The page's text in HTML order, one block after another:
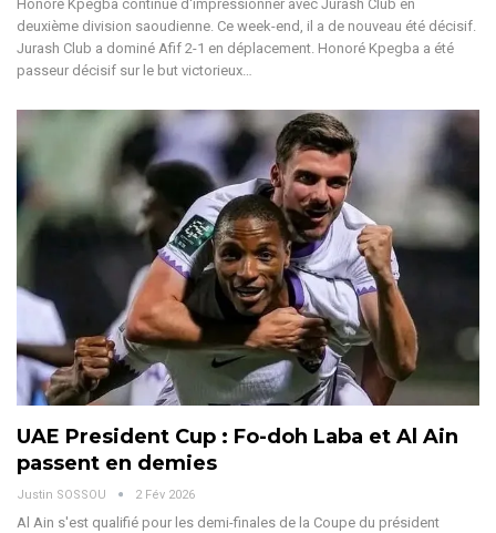
Honoré Kpegba continue d'impressionner avec Jurash Club en
deuxième division saoudienne. Ce week-end, il a de nouveau été décisif.
Jurash Club a dominé Afif 2-1 en déplacement. Honoré Kpegba a été
passeur décisif sur le but victorieux
UAE President Cup : Fo-doh Laba et Al Ain
passent en demies
Justin SOSSOU 2 Fév 2026
Al Ain s'est qualifié pour les demi-finales de la Coupe du président